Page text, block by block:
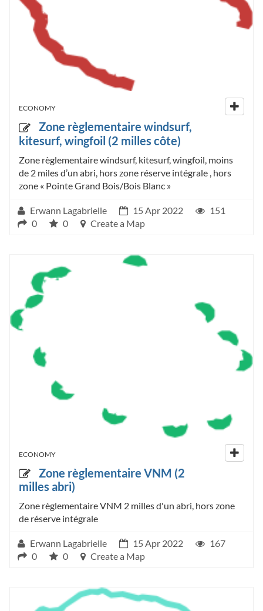
ECONOMY
Zone règlementaire windsurf,
kitesurf, wingfoil (2 milles côte)
Zone règlementaire windsurf, kitesurf, wingfoil, moins
de 2 miles d’un abri, hors zone réserve intégrale , hors
zone « Pointe Grand Bois/Bois Blanc »
Erwann Lagabrielle 15 Apr 2022
151
0
0 Create a Map
ECONOMY
Zone règlementaire VNM (2
milles abri)
Zone règlementaire VNM 2 milles d'un abri, hors zone
de réserve intégrale
Erwann Lagabrielle 15 Apr 2022
167
0
0 Create a Map